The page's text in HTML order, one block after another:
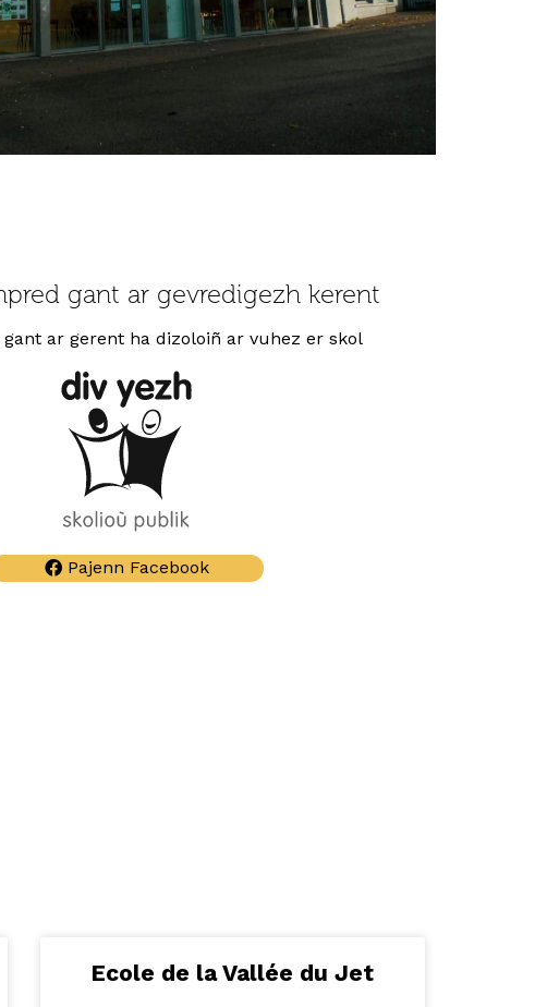
gant ar gevredigezh kerent
gant ar gerent ha dizoloiñ ar vuhez er skol
Pajenn Facebook
Ecole de la Vallée du Jet